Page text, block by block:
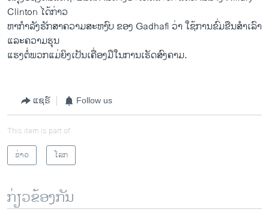
Clinton ໄດ້ກ່າວ
ຫາກຳລັງຮັກສາຄວາມສະຫງົບ ຂອງ Gadhafi ວ່າ ໃຊ້ການຂົ່ມຂືນສຳເລົາ
ແລະຄວາມຮຸນ
ແຮງຕໍ່ພວກແມ່ຍິງເປັນເຄື່ອງມືໃນການເຮັດສົງຄາມ.
ແຊຣ໌ Follow us
This item is part of
ຂ່າວ
ໂລກ
ກ່ຽວຂ້ອງກັນ